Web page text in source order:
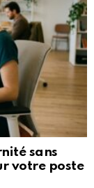
sans
votre poste